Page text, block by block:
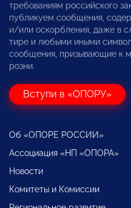
требованиям российского
публикуем сообщения,
и/или оскорбления, даже в
тире и любыми иными
сообщения, призывающие к
розни.
Вступи в «ОПОРУ»
Об «ОПОРЕ РОССИИ»
Ассоциация «НП «ОПОРА»
Новости
Комитеты и Комиссии